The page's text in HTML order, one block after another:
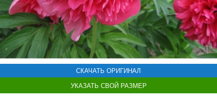
СКАЧАТЬ ОРИГИНАЛ
УКАЗАТЬ СВОЙ РАЗМЕР